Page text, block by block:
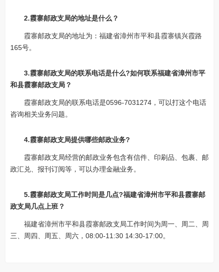
2.霞寨邮政支局的地址是什么？
霞寨邮政支局的地址为：福建省漳州市平和县霞寨镇兴霞路
165号。
3.霞寨邮政支局的联系电话是什么?如何联系福建省漳州市平
和县霞寨邮政支局？
霞寨邮政支局的联系电话是0596-7031274，可以打这个电话
咨询相关业务问题。
4.霞寨邮政支局提供哪些邮政业务?
霞寨邮政支局经营的邮政业务包含有信件、印刷品、包裹、邮
政汇兑、报刊订阅等，可以办理金融业务。
5.霞寨邮政支局工作时间是几点?福建省漳州市平和县霞寨邮
政支局几点上班？
福建省漳州市平和县霞寨邮政支局工作时间为周一、周二、周
三、周四、周五、周六，08:00-11:30 14:30-17:00。